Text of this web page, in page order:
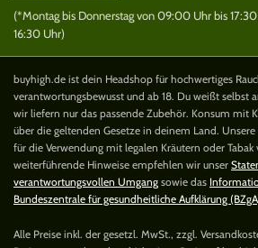
(*Montag bis Donnerstag von 09:00 Uhr bis
16:30 Uhr)
buyhigh.de ist dein Headshop für hochwertiges
verantwortungsbewusst und ab 18. Du weißt selbst
wir liefern nur das passende Zubehör. Konsum mit
über die geltenden Gesetze in deinem Land.
für die Verwendung mit legalen Kräutern oder Tabak
weiterführende Hinweise empfehlen wir unser
verantwortungsvollen Umgang sowie das
Bundeszentrale für gesundheitliche Aufklärung
Alle Preise inkl. der gesetzl. MwSt., zzgl.